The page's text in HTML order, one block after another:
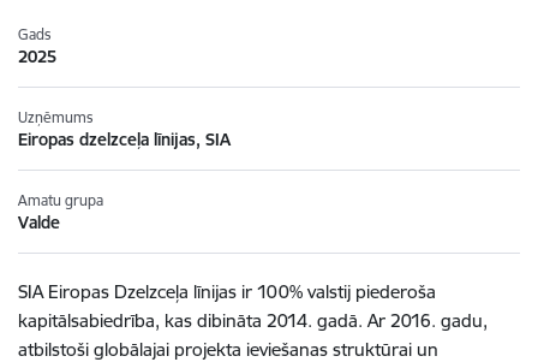
Gads
2025
Uzņēmums
Eiropas dzelzceļa līnijas, SIA
Amatu grupa
Valde
SIA Eiropas Dzelzceļa līnijas ir 100% valstij piederoša
kapitālsabiedrība, kas dibināta 2014. gadā. Ar 2016. gadu,
atbilstoši globālajai projekta ieviešanas struktūrai un